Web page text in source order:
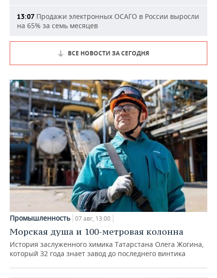
13:07 Продажи электронных ОСАГО в России выросли
на 65% за семь месяцев
ВСЕ НОВОСТИ ЗА СЕГОДНЯ
Промышленность 07 авг, 13:00
Морская душа и 100-метровая колонна
История заслуженного химика Татарстана Олега Жогина,
который 32 года знает завод до последнего винтика